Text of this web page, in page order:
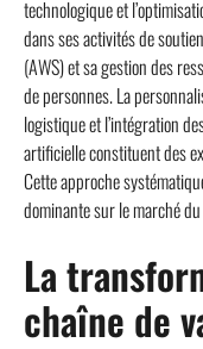
technologique et
dans ses activités de
(AWS) et sa gestion des
de personnes. La
logistique et l’intégration
artificielle constituent des
Cette approche
dominante sur le marché
La
chaîne de